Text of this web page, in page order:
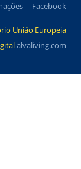
Facebook
União Europeia
alvaliving.com